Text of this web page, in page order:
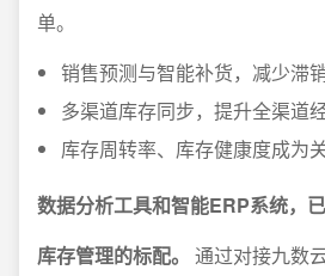
单。
销售预测与智能补货，减少滞
多渠道库存同步，提升全渠道
库存周转率、库存健康度成为
数据分析工具和智能ERP系统，
库存管理的标配。
通过对接九数